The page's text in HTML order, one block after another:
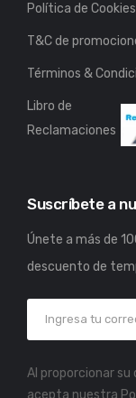
Política de Cookies
T&C de
Términos &
Libro de
Reclamaciones
Suscríbete a
Únete a más de
descuento de
Al proporcionar
acepta nuestra